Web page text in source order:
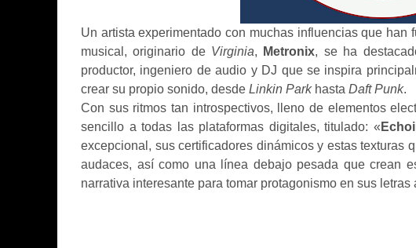
Un artista experimentado con muchas influencias que han
musical, originario de Virginia, Metronix, se ha
productor, ingeniero de audio y DJ que se inspira
crear su propio sonido, desde Linkin Parkhasta Daft Punk.
Con sus ritmos tan introspectivos, lleno de elementos
sencillo a todas las plataformas digitales, titulado: «
excepcional, sus certificadores dinámicos y estas texturas
audaces, así como una línea debajo pesada que crean
narrativa interesante para tomar protagonismo en sus